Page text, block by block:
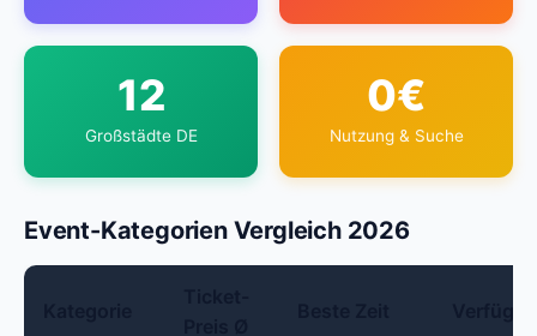
12
Großstädte DE
0€
Nutzung & Suche
Event-Kategorien Vergleich 2026